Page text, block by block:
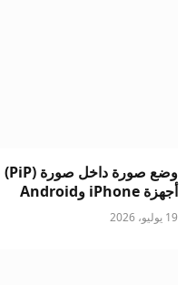
أجهزة iPhone وAndroid
19 يوليو، 2026